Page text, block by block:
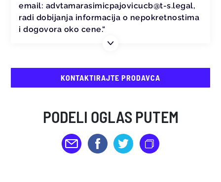
email: advtamarasimicpajovicucb@t-s.legal,
radi dobijanja informacija o nepokretnostima
i dogovora oko cene.“
KONTAKTIRAJTE PRODAVCA
PODELI OGLAS PUTEM